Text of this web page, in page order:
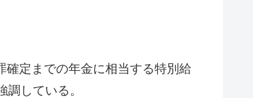
定までの年金に相当する特別給
している。